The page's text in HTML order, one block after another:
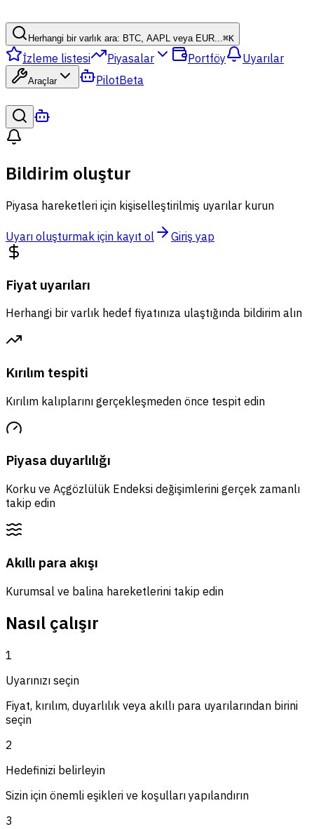
Herhangi bir varlık ara: BTC, AAPL veya EUR...⌘K
İzleme listesi Piyasalar Portföy Uyarılar
Araçlar PilotBeta
Bildirim oluştur
Piyasa hareketleri için kişiselleştirilmiş uyarılar kurun
Uyarı oluşturmak için kayıt ol Giriş yap
Fiyat uyarıları
Herhangi bir varlık hedef fiyatınıza ulaştığında bildirim alın
Kırılım tespiti
Kırılım kalıplarını gerçekleşmeden önce tespit edin
Piyasa duyarlılığı
Korku ve Açgözlülük Endeksi değişimlerini gerçek zamanlı
takip edin
Akıllı para akışı
Kurumsal ve balina hareketlerini takip edin
Nasıl çalışır
1
Uyarınızı seçin
Fiyat, kırılım, duyarlılık veya akıllı para uyarılarından birini
seçin
2
Hedefinizi belirleyin
Sizin için önemli eşikleri ve koşulları yapılandırın
3